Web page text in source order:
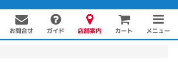
お問合せ ガイド 店舗案内 カート メニュー